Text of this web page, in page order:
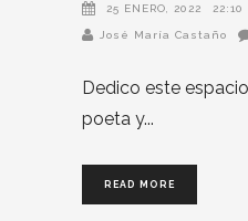
25 ENERO, 2022 22:10
José María Castaño
Dedico este
poeta y
READ MORE